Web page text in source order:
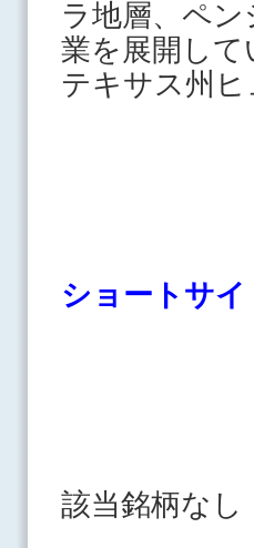
ラ地層、ペ
業を展開して
テキサス州
ショートサイ
該当銘柄